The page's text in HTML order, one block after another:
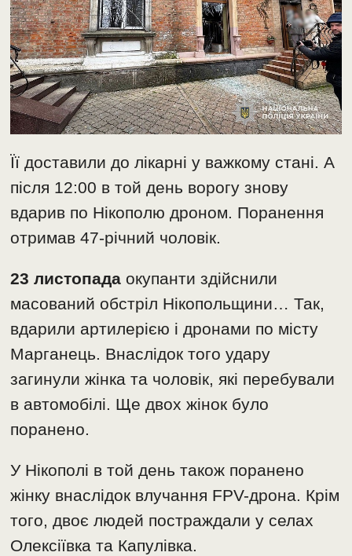
Її доставили до лікарні у важкому стані. А
після 12:00 в той день ворогу знову
вдарив по Нікополю дроном. Поранення
отримав 47-річний чоловік.
23 листопада окупанти здійснили
масований обстріл Нікопольщини… Так,
вдарили артилерією і дронами по місту
Марганець. Внаслідок того удару
загинули жінка та чоловік, які перебували
в автомобілі. Ще двох жінок було
поранено.
У Нікополі в той день також поранено
жінку внаслідок влучання FPV-дрона. Крім
того, двоє людей постраждали у селах
Олексіївка та Капулівка.